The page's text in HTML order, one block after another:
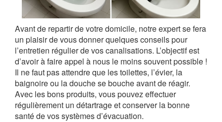
Avant de repartir de votre domicile, notre expert se fera
un plaisir de vous donner quelques conseils pour
l’entretien régulier de vos canalisations. L’objectif est
d’avoir à faire appel à nous le moins souvent possible !
Il ne faut pas attendre que les toilettes, l’évier, la
baignoire ou la douche se bouche avant de réagir.
Avec les bons produits, vous pouvez effectuer
régulièrement un détartrage et conserver la bonne
santé de vos systèmes d’évacuation.